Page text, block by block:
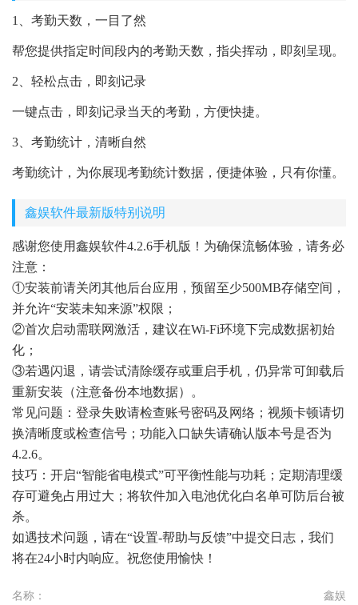
1、考勤天数，一目了然
帮您提供指定时间段内的考勤天数，指尖挥动，即刻呈现。
2、轻松点击，即刻记录
一键点击，即刻记录当天的考勤，方便快捷。
3、考勤统计，清晰自然
考勤统计，为你展现考勤统计数据，便捷体验，只有你懂。
鑫娱软件最新版特别说明
感谢您使用鑫娱软件4.2.6手机版！为确保流畅体验，请务必
注意：
①安装前请关闭其他后台应用，预留至少500MB存储空间，
并允许“安装未知来源”权限；
②首次启动需联网激活，建议在Wi-Fi环境下完成数据初始
化；
③若遇闪退，请尝试清除缓存或重启手机，仍异常可卸载后
重新安装（注意备份本地数据）。
常见问题：登录失败请检查账号密码及网络；视频卡顿请切
换清晰度或检查信号；功能入口缺失请确认版本号是否为
4.2.6。
技巧：开启“智能省电模式”可平衡性能与功耗；定期清理缓
存可避免占用过大；将软件加入电池优化白名单可防后台被
杀。
如遇技术问题，请在“设置-帮助与反馈”中提交日志，我们
将在24小时内响应。祝您使用愉快！
名称： 鑫娱